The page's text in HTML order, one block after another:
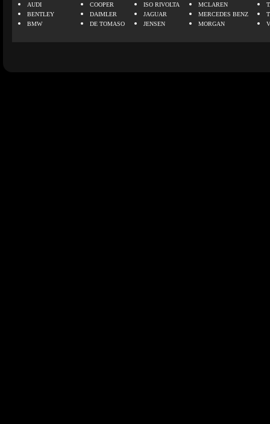
AUDI
BENTLEY
BMW
COOPER
DAIMLER
DE TOMASO
ISO RIVOLTA
JAGUAR
JENSEN
MCLAREN
MERCEDES BENZ
MORGAN